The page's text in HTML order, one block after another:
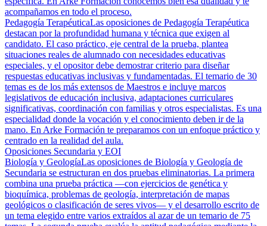
acompañamos en todo el proceso.
Pedagogía TerapéuticaLas oposiciones de Pedagogía Terapéutica
destacan por la profundidad humana y técnica que exigen al
candidato. El caso práctico, eje central de la prueba, plantea
situaciones reales de alumnado con necesidades educativas
especiales, y el opositor debe demostrar criterio para diseñar
respuestas educativas inclusivas y fundamentadas. El temario de 30
temas es de los más extensos de Maestros e incluye marcos
legislativos de educación inclusiva, adaptaciones curriculares
significativas, coordinación con familias y otros especialistas. Es una
especialidad donde la vocación y el conocimiento deben ir de la
mano. En Arke Formación te preparamos con un enfoque práctico y
centrado en la realidad del aula.
Oposiciones Secundaria y EOI
Biología y GeologíaLas oposiciones de Biología y Geología de
Secundaria se estructuran en dos pruebas eliminatorias. La primera
combina una prueba práctica —con ejercicios de genética y
bioquímica, problemas de geología, interpretación de mapas
geológicos o clasificación de seres vivos— y el desarrollo escrito de
un tema elegido entre varios extraídos al azar de un temario de 75